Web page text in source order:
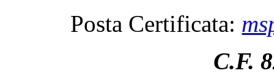
Posta Certificata:
C.F.